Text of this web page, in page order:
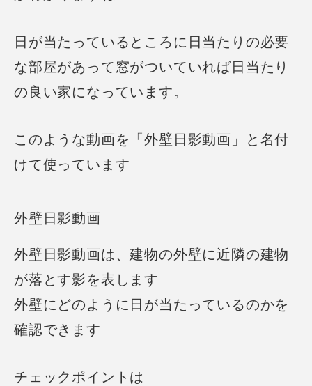
日が当たっているところに日当たりの必要
な部屋があって窓がついていれば日当たり
の良い家になっています。
このような動画を「外壁日影動画」と名付
けて使っています
外壁日影動画
外壁日影動画は、建物の外壁に近隣の建物
が落とす影を表します
外壁にどのように日が当たっているのかを
確認できます
チェックポイントは